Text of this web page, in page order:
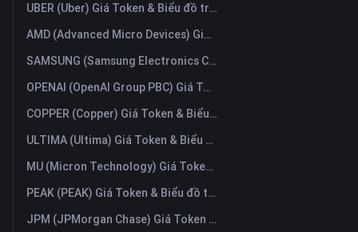
UBER (Uber) Giá Token & Biểu đồ trực tiếp mới nhất
AMD (Advanced Micro Devices) Giá Token & Biểu đồ trực tiếp mới nhất
SAMSUNG (Samsung Electronics Co., Ltd) Giá Token & Biểu đồ trực tiếp mới nhất
OPENAI (OpenAI Group PBC) Giá Token & Biểu đồ trực tiếp mới nhất
COPPER (Copper) Giá Token & Biểu đồ trực tiếp mới nhất
ULTIMA (Ultima) Giá Token & Biểu đồ trực tiếp mới nhất
MU (Micron Technology) Giá Token & Biểu đồ trực tiếp mới nhất
PEAK (PEAK) Giá Token & Biểu đồ trực tiếp mới nhất
JPM (JPMorgan Chase) Giá Token & Biểu đồ trực tiếp mới nhất